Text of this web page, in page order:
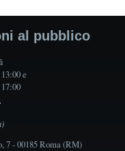
al pubblico
e
7 - 00185 Roma (RM)